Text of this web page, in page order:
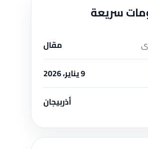
سريعة
مقال
9 يناير، 2026
أذربيجان